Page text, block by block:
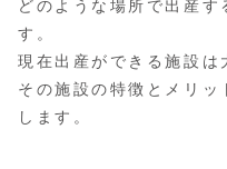
どのような場所で出産
す。
現在出産ができる施設は
その施設の特徴とメリッ
します。